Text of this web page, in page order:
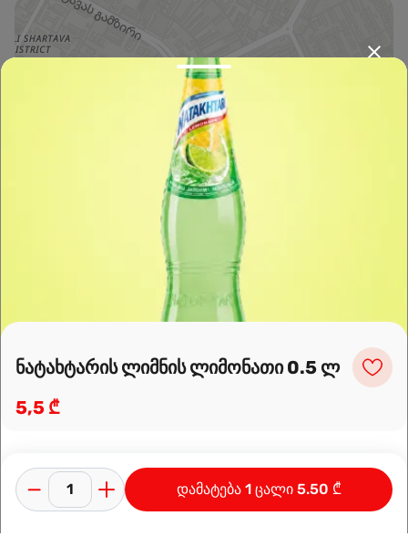
OpenFreeMap©OpenMapTiles
მარშრუტის დაგეგმვა
ნატახტარის ლიმნის ლიმონათი 0.5 ლ
5,5 ₾
დამატება 1 ცალი 5.50 ₾